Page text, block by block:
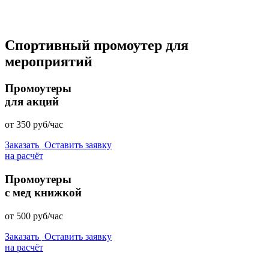
Спортивный промоутер для
мероприятий
Промоутеры
для акций
от 350 руб/час
Заказать Оставить заявку
на расчёт
Промоутеры
с мед книжкой
от 500 руб/час
Заказать Оставить заявку
на расчёт